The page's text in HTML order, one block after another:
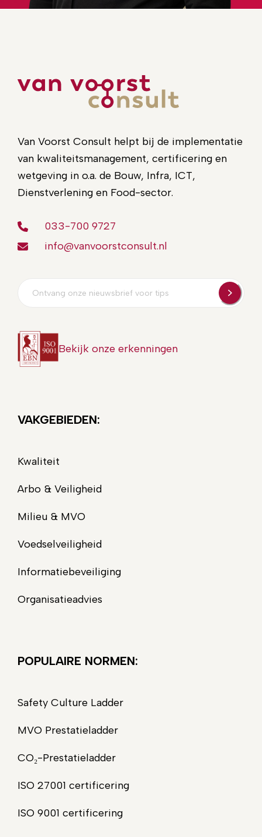
Van Voorst Consult helpt bij de implementatie
van kwaliteitsmanagement, certificering en
wetgeving in o.a. de Bouw, Infra, ICT,
Dienstverlening en Food-sector.
033-700 9727
info@vanvoorstconsult.nl
Bekijk onze erkenningen
VAKGEBIEDEN:
Kwaliteit
Arbo & Veiligheid
Milieu & MVO
Voedselveiligheid
Informatiebeveiliging
Organisatieadvies
POPULAIRE NORMEN:
Safety Culture Ladder
MVO Prestatieladder
CO₂-Prestatieladder
ISO 27001 certificering
ISO 9001 certificering